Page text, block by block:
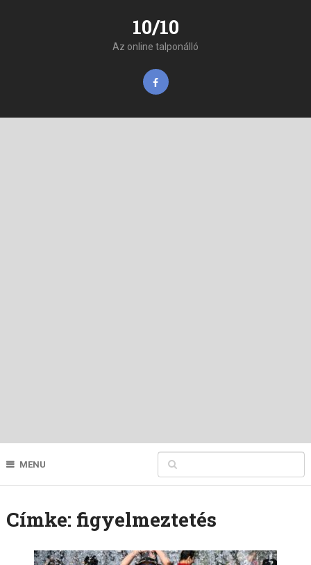
10/10
Az online talponálló
MENU
Címke: figyelmeztetés